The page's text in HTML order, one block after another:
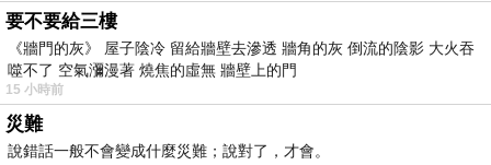
要不要給三樓
《牆門的灰》 屋子陰冷 留給牆壁去滲透 牆角的灰 倒流的陰影 大火吞
噬不了 空氣瀰漫著 燒焦的虛無 牆壁上的門
15 小時前
災難
說錯話一般不會變成什麼災難；說對了，才會。